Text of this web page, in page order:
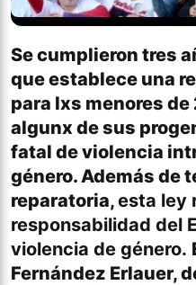
Se cumplieron tres
que establece una
para lxs menores de
algunx de sus
fatal de violencia
género. Además de
reparatoria,esta ley
responsabilidad del
violencia de género.
Fernández Erlauer,